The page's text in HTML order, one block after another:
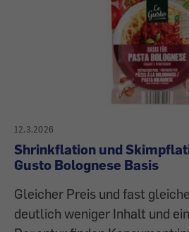
12.3.2026
Shrinkflation und
Gusto Bolognese Basis
Gleicher Preis und fast
deutlich weniger Inhalt und